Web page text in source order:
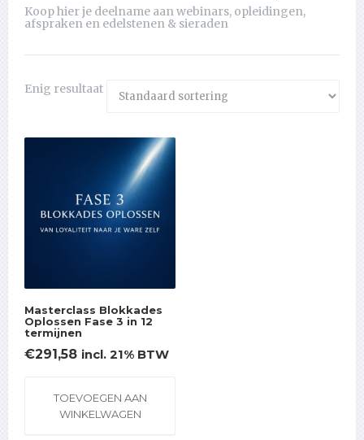
Koop hier je deelname aan webinars, opleidingen,
afspraken en edelstenen & sieraden
Enig resultaat
Masterclass Blokkades
Oplossen Fase 3 in 12
termijnen
€291,58 incl. 21% BTW
TOEVOEGEN AAN
WINKELWAGEN